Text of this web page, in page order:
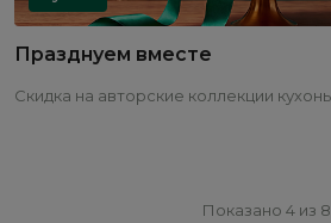
Празднуем вместе
Скидка на авторские коллекции кухонь
Показано 4 из 8